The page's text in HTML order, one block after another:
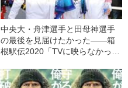
中央大・舟津選手と田母神選手
の最後を見届けたかった――箱
根駅伝2020「TVに映らなかった